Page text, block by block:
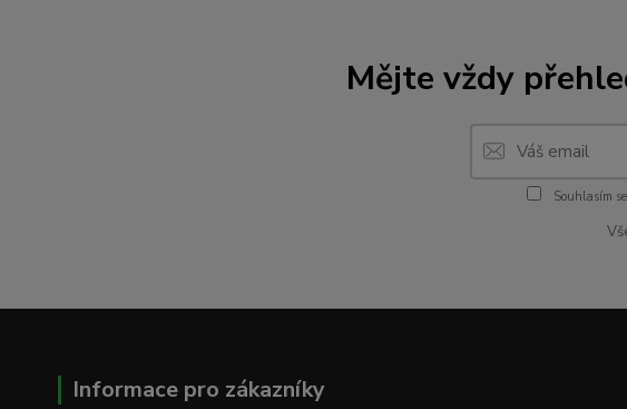
Mějte vždy
Souhlasím se
Informace pro zákazníky